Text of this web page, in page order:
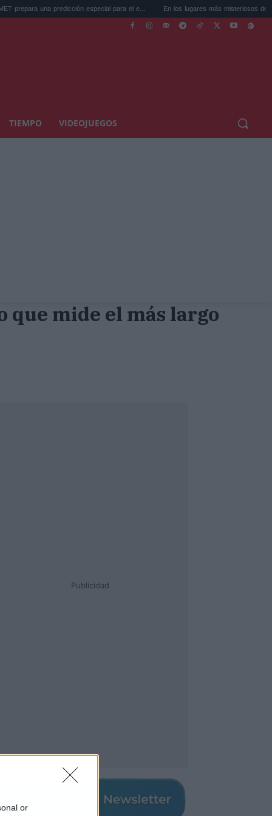
or
una predicción especial para el e... En los lugares más misteriosos del planeta:
TIEMPO VIDEOJUEGOS
que mide el más largo
Publicidad